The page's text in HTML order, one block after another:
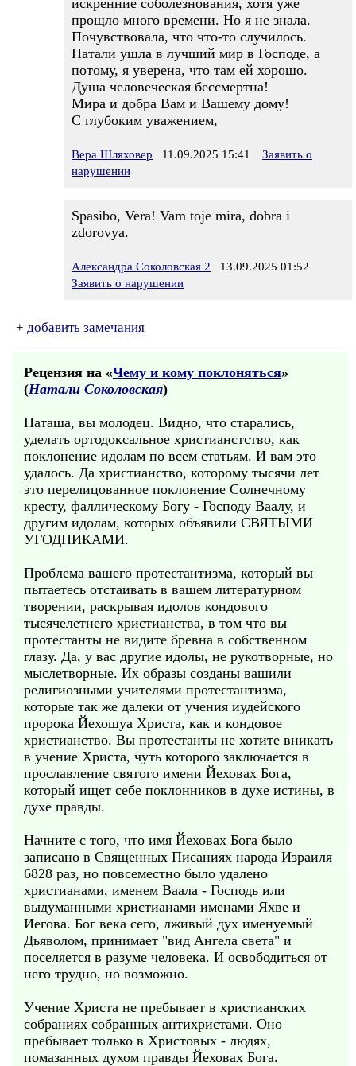
искренние соболезнования, хотя уже
прощло много времени. Но я не знала.
Почувствовала, что что-то случилось.
Натали ушла в лучший мир в Господе, а
потому, я уверена, что там ей хорошо.
Душа человеческая бессмертна!
Мира и добра Вам и Вашему дому!
С глубоким уважением,
Вера Шляховер 11.09.2025 15:41
Заявить о
нарушении
Spasibo, Vera! Vam toje mira, dobra i
zdorovya.
Александра Соколовская 2 13.09.2025 01:52
Заявить о нарушении
+ добавить замечания
Рецензия на «Чему и кому поклоняться»
(Натали Соколовская)
Наташа, вы молодец. Видно, что старались,
уделать ортодоксальное христианстство, как
поклонение идолам по всем статьям. И вам это
удалось. Да христианство, которому тысячи лет
это перелицованное поклонение Солнечному
кресту, фаллическому Богу - Господу Ваалу, и
другим идолам, которых объявили СВЯТЫМИ
УГОДНИКАМИ.
Проблема вашего протестантизма, который вы
пытаетесь отстаивать в вашем литературном
творении, раскрывая идолов кондового
тысячелетнего христианства, в том что вы
протестанты не видите бревна в собственном
глазу. Да, у вас другие идолы, не рукотворные, но
мыслетворные. Их образы созданы вашили
религиозными учителями протестантизма,
которые так же далеки от учения иудейского
пророка Йехошуа Христа, как и кондовое
христианство. Вы протестанты не хотите вникать
в учение Христа, чуть которого заключается в
прославление святого имени Йеховах Бога,
который ищет себе поклонников в духе истины, в
духе правды.
Начните с того, что имя Йеховах Бога было
записано в Священных Писаниях народа Израиля
6828 раз, но повсеместно было удалено
христианами, именем Ваала - Господь или
выдуманными христианами именами Яхве и
Иегова. Бог века сего, лживый дух именуемый
Дьяволом, принимает "вид Ангела света" и
поселяется в разуме человека. И освободиться от
него трудно, но возможно.
Учение Христа не пребывает в христианских
собраниях собранных антихристами. Оно
пребывает только в Христовых - людях,
помазанных духом правды Йеховах Бога.